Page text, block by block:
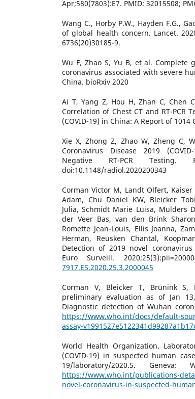
Apr;580(7803):E7. PMID: 32015508;
Wang C., Horby P.W., Hayden F.G.,
of global health concern. Lancet.
6736(20)30185-9.
Wu F, Zhao S, Yu B, et al. Complete
coronavirus associated with severe
China. bioRxiv 2020
Ai T, Yang Z, Hou H, Zhan C, Chen
Correlation of Chest CT and RT-PCR
(COVID-19) in China: A Report of 1014
Xie X, Zhong Z, Zhao W, Zheng C,
Coronavirus Disease 2019
Negative RT-PCR Testing.
doi:10.1148/radiol.2020200343
Corman Victor M, Landt Olfert,
Adam, Chu Daniel KW, Bleicker
Julia, Schmidt Marie Luisa, Mulders
der Veer Bas, van den Brink
Romette Jean-Louis, Ellis Joanna,
Herman, Reusken Chantal,
Detection of 2019 novel coronavirus
Euro Surveill.
7917.ES.2020.25.3.2000045
Corman V, Bleicker T, Brünink S,
preliminary evaluation as of Jan
Diagnostic detection of Wuhan
https://www.who.int/docs/default-
assay-
World Health Organization.
(COVID-19) in suspected human
19/laboratory/2020.5.
https://www.who.int/publications-
novel-coronavirus-in-suspected-